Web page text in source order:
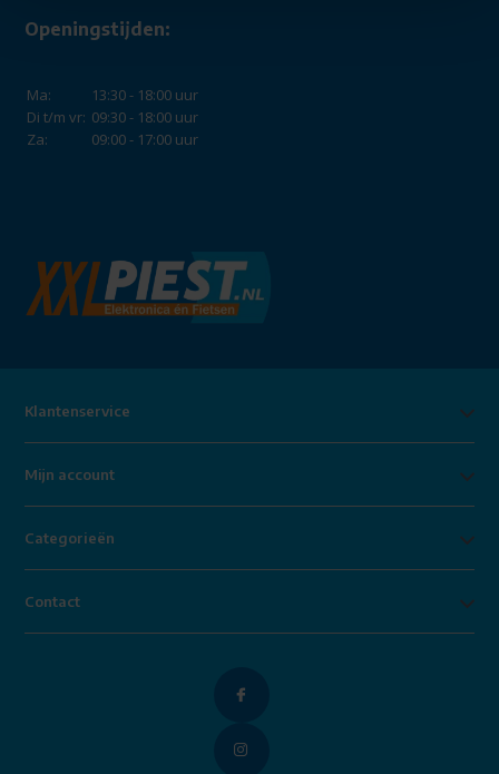
Openingstijden:
Ma:
13:30 - 18:00 uur
Di t/m vr: 09:30 - 18:00 uur
Za:
09:00 - 17:00 uur
Klantenservice
Mijn account
Categorieën
Contact